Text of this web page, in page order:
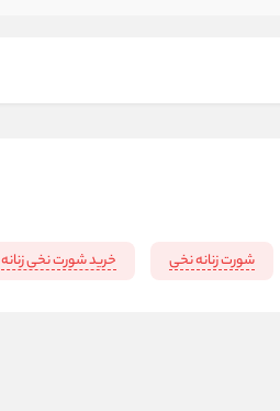
شورت زنانه نخی خرید شورت نخی زنانه